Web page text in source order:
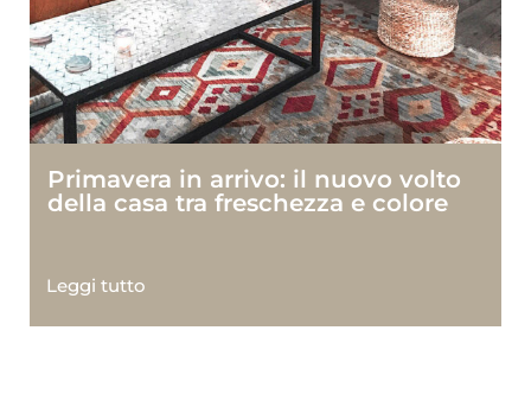
Primavera in arrivo: il nuovo volto
della casa tra freschezza e colore
Leggi tutto